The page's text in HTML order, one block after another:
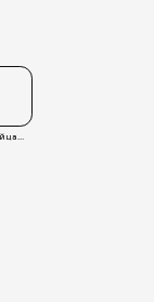
Швейцария